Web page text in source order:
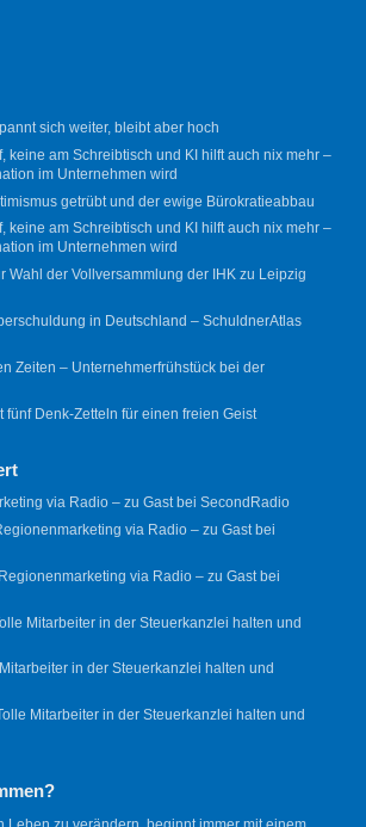
sich weiter, bleibt aber hoch
keine am Schreibtisch und KI hilft auch nix mehr –
im Unternehmen wird
getrübt und der ewige Bürokratieabbau
keine am Schreibtisch und KI hilft auch nix mehr –
im Unternehmen wird
Wahl der Vollversammlung der IHK zu Leipzig
in Deutschland – SchuldnerAtlas
Zeiten – Unternehmerfrühstück bei der
fünf Denk-Zetteln für einen freien Geist
via Radio – zu Gast bei SecondRadio
via Radio – zu Gast bei
Regionenmarketing via Radio – zu Gast bei
Mitarbeiter in der Steuerkanzlei halten und
in der Steuerkanzlei halten und
Mitarbeiter in der Steuerkanzlei halten und